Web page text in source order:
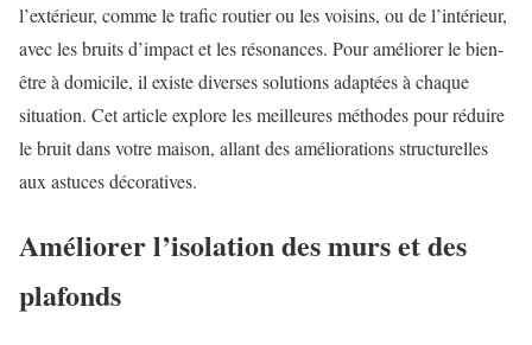
l’extérieur, comme le trafic routier ou les voisins, ou de l’intérieur,
avec les bruits d’impact et les résonances. Pour améliorer le bien-
être à domicile, il existe diverses solutions adaptées à chaque
situation. Cet article explore les meilleures méthodes pour réduire
le bruit dans votre maison, allant des améliorations structurelles
aux astuces décoratives.
Améliorer l’isolation des murs et des
plafonds